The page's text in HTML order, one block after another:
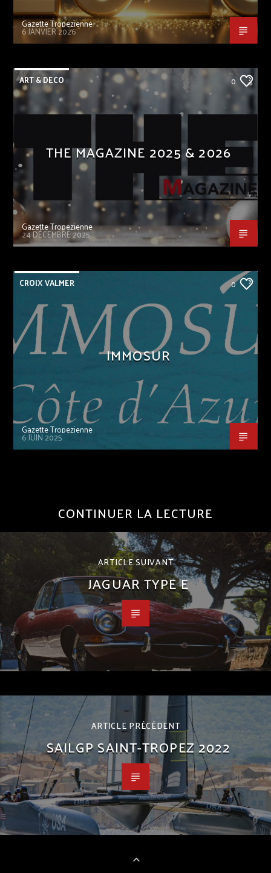
Gazette Tropezienne
6 JANVIER 2026
ART & DECO 0
THE MAGAZINE 2025 & 2026
Gazette Tropezienne
24 DÉCEMBRE 2025
CROIX VALMER 0
IMMOSUR
Gazette Tropezienne
6 JUIN 2025
CONTINUER LA LECTURE
ARTICLE SUIVANT
JAGUAR TYPE E
ARTICLE PRÉCÉDENT
SAILGP SAINT-TROPEZ 2022